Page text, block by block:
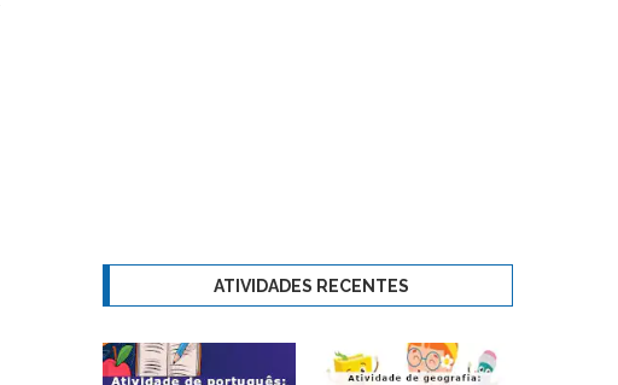
ATIVIDADES RECENTES